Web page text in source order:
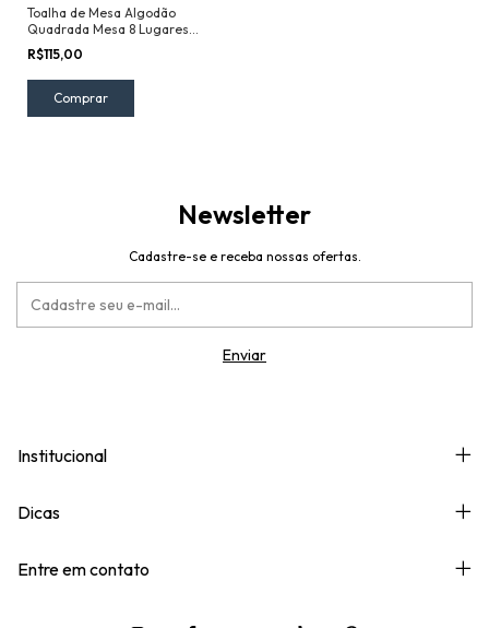
Toalha de Mesa Algodão
Quadrada Mesa 8 Lugares
2,40x2,40m
R$115,00
Newsletter
Cadastre-se e receba nossas ofertas.
Institucional
Dicas
Entre em contato